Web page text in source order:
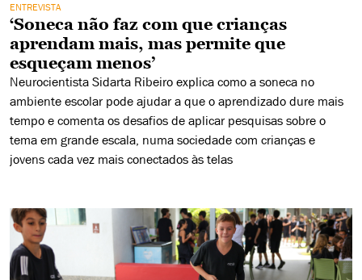
ENTREVISTA
‘Soneca não faz com que crianças
aprendam mais, mas permite que
esqueçam menos’
Neurocientista Sidarta Ribeiro explica como a soneca no
ambiente escolar pode ajudar a que o aprendizado dure mais
tempo e comenta os desafios de aplicar pesquisas sobre o
tema em grande escala, numa sociedade com crianças e
jovens cada vez mais conectados às telas